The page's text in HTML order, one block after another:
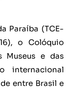
Paraíba (TCE-
o Colóquio
Museus e das
internacional
entre Brasil e